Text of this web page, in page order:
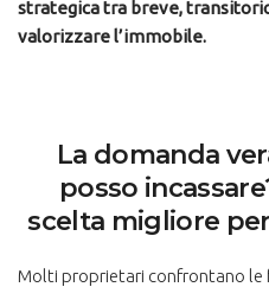
strategica tra breve,
valorizzare l’immobile.
La domanda
posso
scelta migliore
Molti proprietari confrontano le